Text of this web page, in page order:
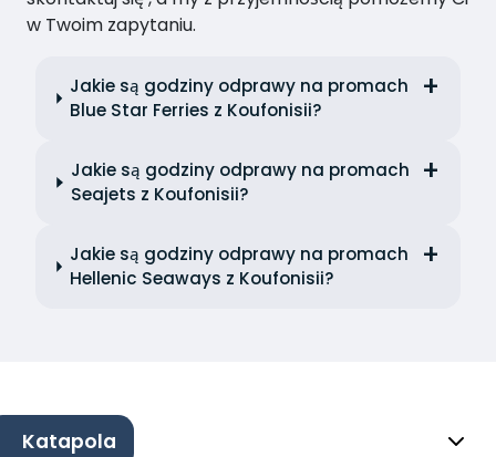
w Twoim zapytaniu.
Jakie są godziny odprawy na promach
Blue Star Ferries z Koufonisii?
Jakie są godziny odprawy na promach
Seajets z Koufonisii?
Jakie są godziny odprawy na promach
Hellenic Seaways z Koufonisii?
Katapola